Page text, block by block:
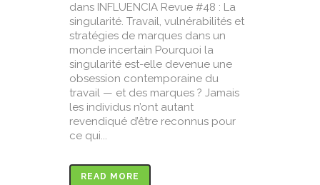
dans INFLUENCIA Revue #48 : La
singularité. Travail, vulnérabilités et
stratégies de marques dans un
monde incertain Pourquoi la
singularité est-elle devenue une
obsession contemporaine du
travail — et des marques ? Jamais
les individus n’ont autant
revendiqué d’être reconnus pour
ce qui...
READ MORE